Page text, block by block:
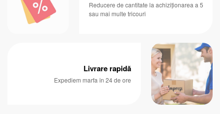
Reducere de cantitate la achiziționarea a 5
sau mai multe tricouri
Livrare rapidă
Expediem marfa în 24 de ore